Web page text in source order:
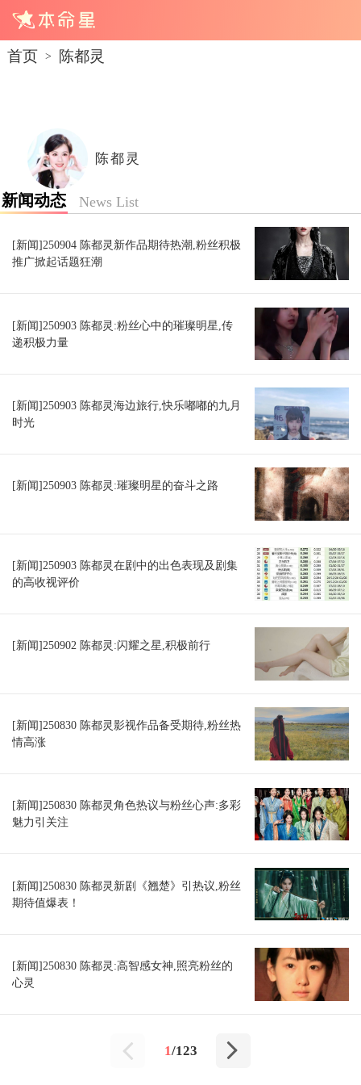
首页 > 陈都灵
陈都灵
新闻动态 News List
[新闻]250904 陈都灵新作品期待热潮,粉丝积极
推广掀起话题狂潮
[新闻]250903 陈都灵:粉丝心中的璀璨明星,传
递积极力量
[新闻]250903 陈都灵海边旅行,快乐嘟嘟的九月
时光
[新闻]250903 陈都灵:璀璨明星的奋斗之路
[新闻]250903 陈都灵在剧中的出色表现及剧集
的高收视评价
[新闻]250902 陈都灵:闪耀之星,积极前行
[新闻]250830 陈都灵影视作品备受期待,粉丝热
情高涨
[新闻]250830 陈都灵角色热议与粉丝心声:多彩
魅力引关注
[新闻]250830 陈都灵新剧《翘楚》引热议,粉丝
期待值爆表！
[新闻]250830 陈都灵:高智感女神,照亮粉丝的
心灵
1/123